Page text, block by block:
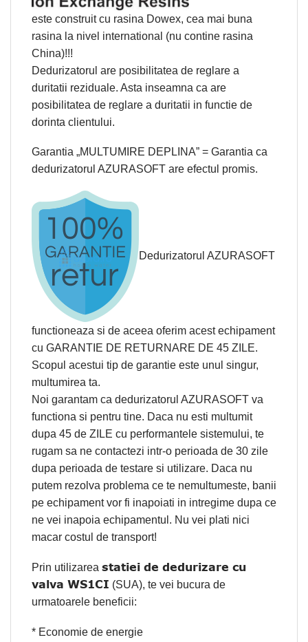
este construit cu rasina Dowex, cea mai buna
rasina la nivel international (nu contine rasina
China)!!!
Dedurizatorul are posibilitatea de reglare a
duritatii reziduale. Asta inseamna ca are
posibilitatea de reglare a duritatii in functie de
dorinta clientului.
Garantia „MULTUMIRE DEPLINA” = Garantia ca
dedurizatorul AZURASOFT are efectul promis.
Dedurizatorul AZURASOFT
functioneaza si de aceea oferim acest echipament
cu GARANTIE DE RETURNARE DE 45 ZILE.
Scopul acestui tip de garantie este unul singur,
multumirea ta.
Noi garantam ca dedurizatorul AZURASOFT va
functiona si pentru tine. Daca nu esti multumit
dupa 45 de ZILE cu performantele sistemului, te
rugam sa ne contactezi intr-o perioada de 30 zile
dupa perioada de testare si utilizare. Daca nu
putem rezolva problema ce te nemultumeste, banii
pe echipament vor fi inapoiati in intregime dupa ce
ne vei inapoia echipamentul. Nu vei plati nici
macar costul de transport!
Prin utilizarea statiei de dedurizare cu
valva WS1CI (SUA), te vei bucura de
urmatoarele beneficii:
* Economie de energie